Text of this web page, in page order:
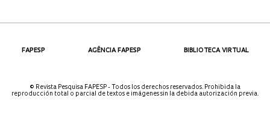
FAPESP AGÊNCIA FAPESP BIBLIOTECA VIRTUAL
© Revista Pesquisa FAPESP - Todos los derechos reservados. Prohibida la
reproducción total o parcial de textos e imágenes sin la debida autorización previa.